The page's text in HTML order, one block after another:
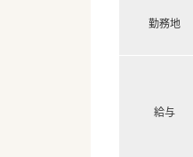
勤務地
給与